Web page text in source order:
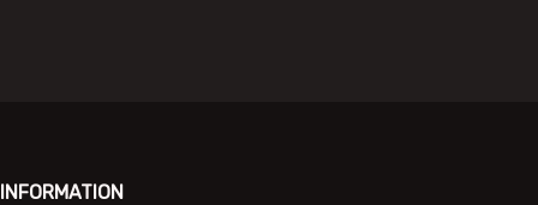
INFORMATION